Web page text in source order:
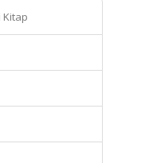
Kitap